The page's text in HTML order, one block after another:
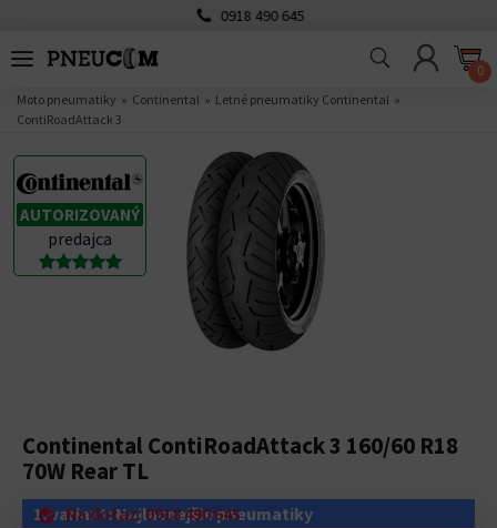
0918 490 645
0
Moto pneumatiky Continental
Letné pneumatiky Continental
ContiRoadAttack 3
AUTORIZOVANÝ
predajca
Continental ContiRoadAttack 3 160/60 R18
70W Rear TL
1. variant: Najlacnejšie pneumatiky
Na dotaz: 0918 490 645